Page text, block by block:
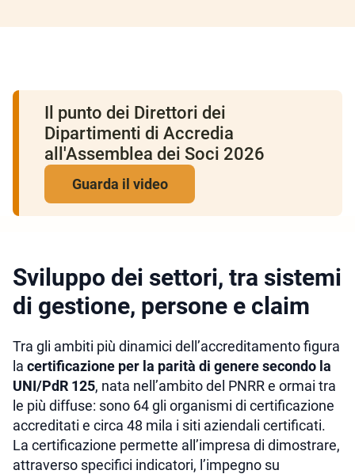
Il punto dei Direttori dei
Dipartimenti di Accredia
all'Assemblea dei Soci 2026
Guarda il video
Sviluppo dei settori, tra sistemi
di gestione, persone e claim
Tra gli ambiti più dinamici dell’accreditamento figura
la certificazione per la parità di genere secondo la
UNI/PdR 125, nata nell’ambito del PNRR e ormai tra
le più diffuse: sono 64 gli organismi di certificazione
accreditati e circa 48 mila i siti aziendali certificati.
La certificazione permette all’impresa di dimostrare,
attraverso specifici indicatori, l’impegno su